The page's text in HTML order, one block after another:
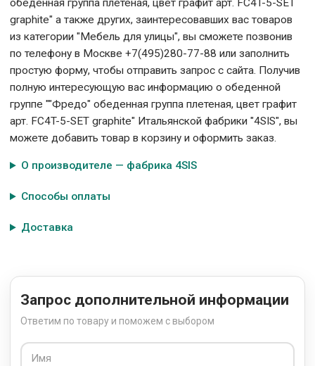
обеденная группа плетеная, цвет графит арт. FC4T-5-SET
graphite" а также других, заинтересовавших вас товаров
из категории "Мебель для улицы", вы сможете позвонив
по телефону в Москве +7(495)280-77-88 или заполнить
простую форму, чтобы отправить запрос с сайта. Получив
полную интересующую вас информацию о обеденной
группе ""Фредо" обеденная группа плетеная, цвет графит
арт. FC4T-5-SET graphite" Итальянской фабрики "4SIS", вы
можете добавить товар в корзину и оформить заказ.
О производителе — фабрика 4SIS
Способы оплаты
Доставка
Запрос дополнительной информации
Ответим по товару и поможем с выбором
Имя